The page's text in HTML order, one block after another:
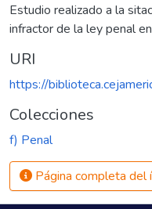
Estudio realizado a la
infractor de la ley penal
URI
https://
Colecciones
f) Penal
Página completa del